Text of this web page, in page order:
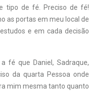
tipo de fé. Preciso de fé!
as portas em meu local de
e em cada decisão
fé que Daniel, Sadraque,
da quarta Pessoa onde
mim mesma tanto quanto